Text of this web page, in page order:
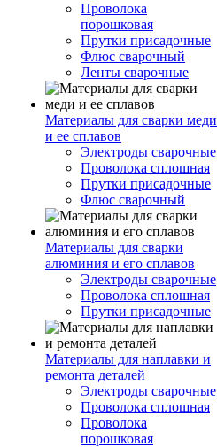
Проволока
порошковая
Прутки присадочные
Флюс сварочный
Ленты сварочные
Материалы для сварки меди
и ее сплавов
Электроды сварочные
Проволока сплошная
Прутки присадочные
Флюс сварочный
Материалы для сварки
алюминия и его сплавов
Электроды сварочные
Проволока сплошная
Прутки присадочные
Материалы для наплавки и
ремонта деталей
Электроды сварочные
Проволока сплошная
Проволока
порошковая